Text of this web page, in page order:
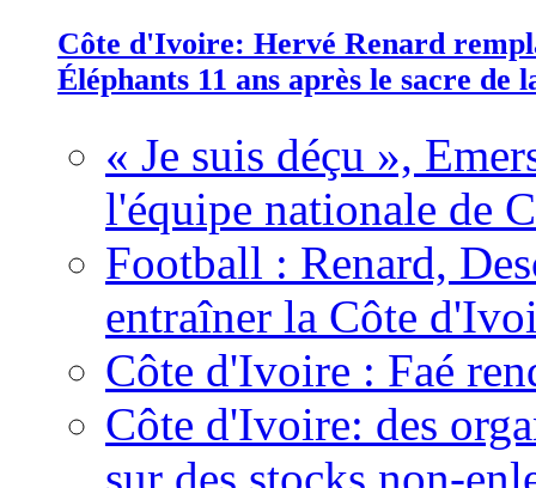
Côte d'Ivoire: Hervé Renard
Éléphants 11 ans après le sacre de
« Je suis déçu »,
l'équipe nationale de
Football : Renard,
entraîner la Côte
Côte d'Ivoire : Faé
Côte d'Ivoire: des